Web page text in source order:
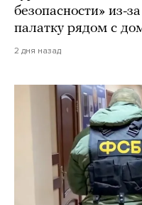
безопасности» из-
палатку рядом с
2 дня назад